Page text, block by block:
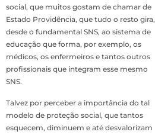
social, que muitos gostam de chamar de
Estado Providência, que tudo o resto gira,
desde o fundamental SNS, ao sistema de
educação que forma, por exemplo, os
médicos, os enfermeiros e tantos outros
profissionais que integram esse mesmo
SNS.
Talvez por perceber a importância do tal
modelo de proteção social, que tantos
esquecem, diminuem e até desvalorizam